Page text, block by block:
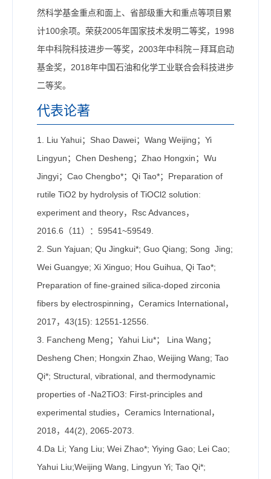
然科学基金重点和面上、省部级重大和重点等项目累
计100余项。荣获2005年国家技术发明二等奖，1998
年中科院科技进步一等奖，2003年中科院－拜耳启动
基金奖，2018年中国石油和化学工业联合会科技进步
二等奖。
代表论著
1. Liu Yahui；Shao Dawei；Wang Weijing；Yi
Lingyun；Chen Desheng；Zhao Hongxin；Wu
Jingyi；Cao Chengbo*；Qi Tao*；Preparation of
rutile TiO2 by hydrolysis of TiOCl2 solution:
experiment and theory，Rsc Advances，
2016.6（11）：59541~59549.
2. Sun Yajuan; Qu Jingkui*; Guo Qiang; Song Jing;
Wei Guangye; Xi Xinguo; Hou Guihua, Qi Tao*;
Preparation of fine-grained silica-doped zirconia
fibers by electrospinning，Ceramics International，
2017，43(15): 12551-12556.
3. Fancheng Meng；Yahui Liu*； Lina Wang；
Desheng Chen; Hongxin Zhao, Weijing Wang; Tao
Qi*; Structural, vibrational, and thermodynamic
properties of -Na2TiO3: First-principles and
experimental studies，Ceramics International，
2018，44(2), 2065-2073.
4.Da Li; Yang Liu; Wei Zhao*; Yiying Gao; Lei Cao;
Yahui Liu;Weijing Wang, Lingyun Yi; Tao Qi*;